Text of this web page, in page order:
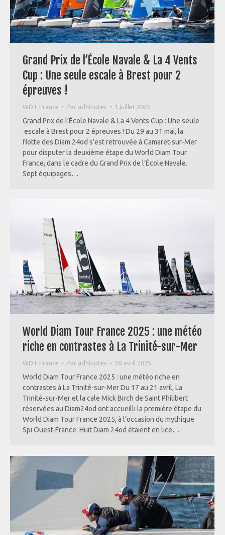
Grand Prix de l’École Navale & La 4 Vents
Cup : Une seule escale à Brest pour 2
épreuves !
WDT France Par adhinotec 1 juillet 2025
Grand Prix de l’École Navale & La 4 Vents Cup : Une seule
escale à Brest pour 2 épreuves ! Du 29 au 31 mai, la
flotte des Diam 24od s’est retrouvée à Camaret-sur-Mer
pour disputer la deuxième étape du World Diam Tour
France, dans le cadre du Grand Prix de l’École Navale.
Sept équipages…
World Diam Tour France 2025 : une météo
riche en contrastes à La Trinité-sur-Mer
WDT France Par adhinotec 28 avril 2025
World Diam Tour France 2025 : une météo riche en
contrastes à La Trinité-sur-Mer Du 17 au 21 avril, La
Trinité-sur-Mer et la cale Mick Birch de Saint Philibert
réservées au Diam24od ont accueilli la première étape du
World Diam Tour France 2025, à l’occasion du mythique
Spi Ouest-France. Huit Diam 24od étaient en lice…